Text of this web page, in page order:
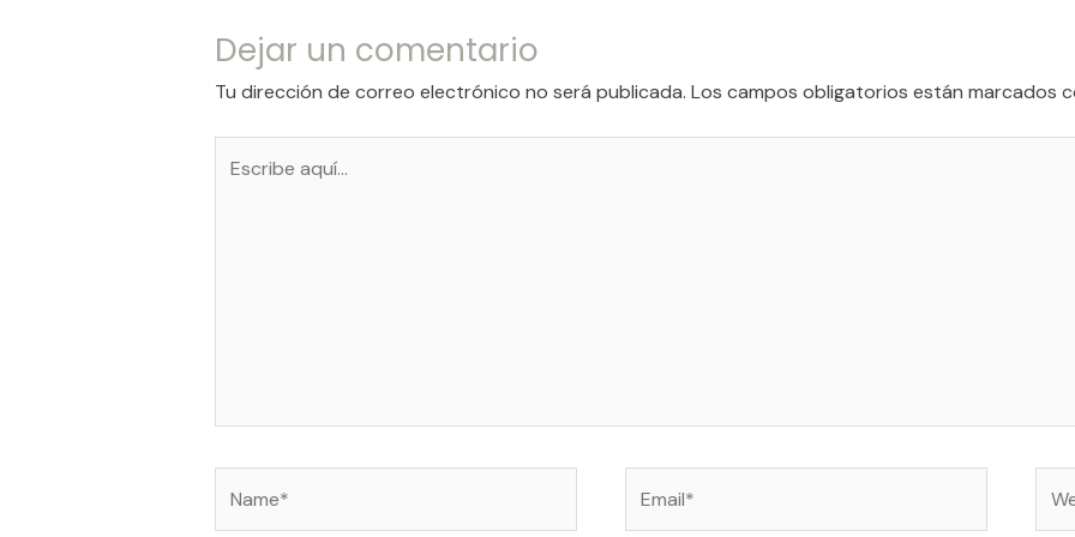
Dejar un comentario
Tu dirección de correo electrónico no será publicada. Los campos obligatorios están marcados